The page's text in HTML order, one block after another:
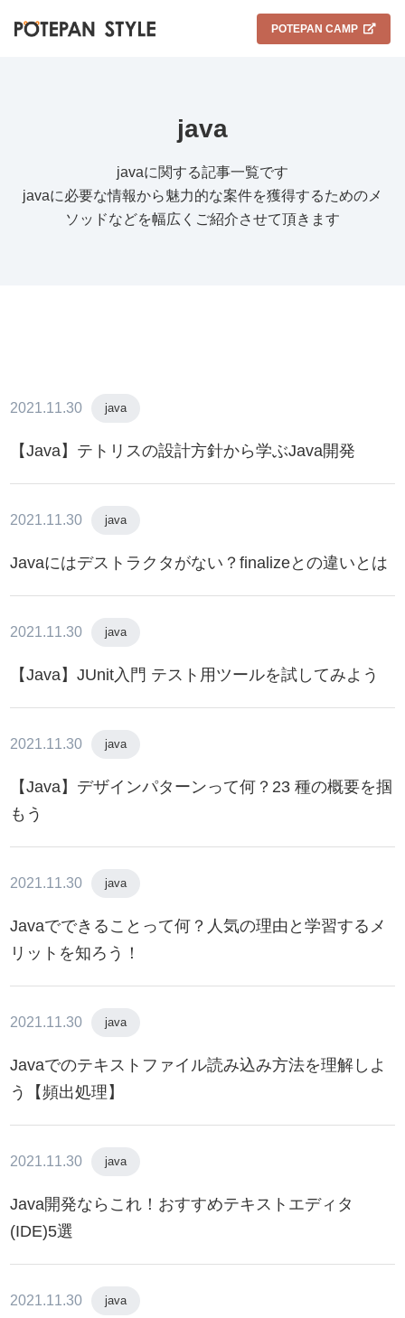
POTEPAN CAMP
java
javaに関する記事一覧です
javaに必要な情報から魅力的な案件を獲得するためのメ
ソッドなどを幅広くご紹介させて頂きます
2021.11.30 java
【Java】テトリスの設計方針から学ぶJava開発
2021.11.30 java
Javaにはデストラクタがない？finalizeとの違いとは
2021.11.30 java
【Java】JUnit入門 テスト用ツールを試してみよう
2021.11.30 java
【Java】デザインパターンって何？23 種の概要を掴
もう
2021.11.30 java
Javaでできることって何？人気の理由と学習するメ
リットを知ろう！
2021.11.30 java
Javaでのテキストファイル読み込み方法を理解しよ
う【頻出処理】
2021.11.30 java
Java開発ならこれ！おすすめテキストエディタ
(IDE)5選
2021.11.30 java